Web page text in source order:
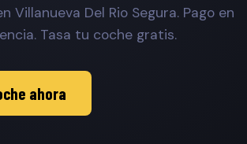
Del Rio Segura. Pago en
Tasa tu coche gratis.
ahora